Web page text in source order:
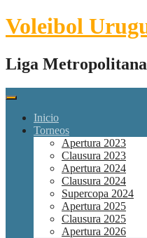
Voleibol
Liga
Inicio
Torneos
Apertura 2023
Clausura 2023
Apertura 2024
Clausura 2024
Supercopa 2024
Apertura 2025
Clausura 2025
Apertura 2026